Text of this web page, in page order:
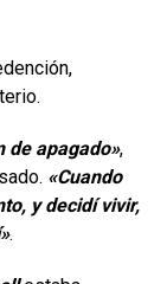
de apagado»,
«Cuando
y decidí vivir,
.